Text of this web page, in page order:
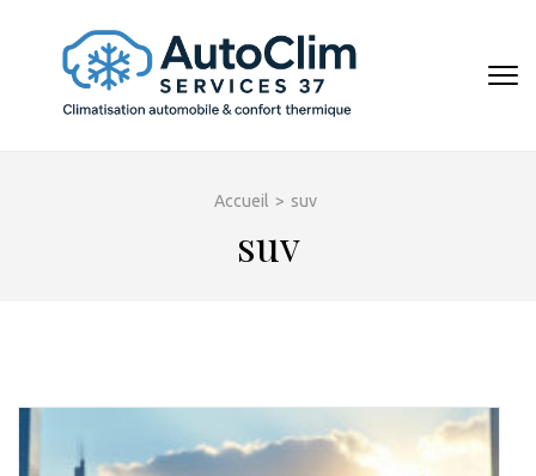
contenu
(Pressez
Accueil > suv
suv